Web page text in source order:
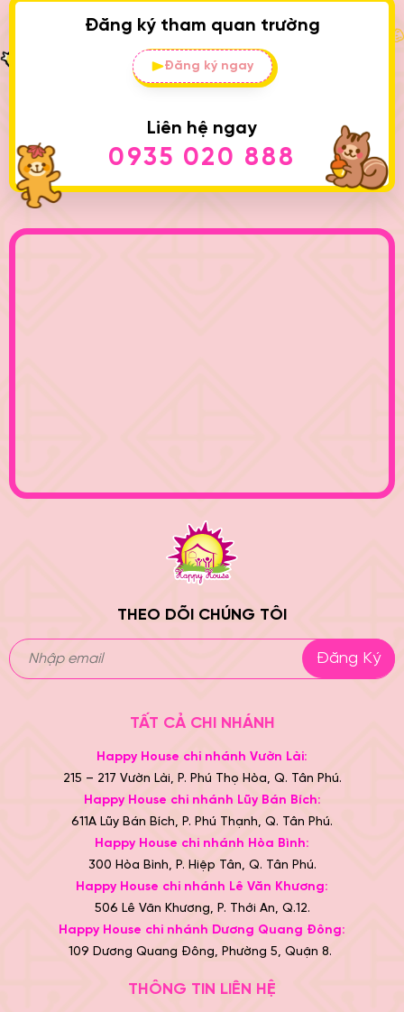
Đăng ký tham quan trường
Đăng ký ngay
Liên hệ ngay
0935 020 888
THEO DÕI CHÚNG TÔI
Đăng Ký
TẤT CẢ CHI NHÁNH
Happy House chi nhánh Vườn Lài:
215 – 217 Vườn Lài, P. Phú Thọ Hòa, Q. Tân Phú.
Happy House chi nhánh Lũy Bán Bích:
611A Lũy Bán Bích, P. Phú Thạnh, Q. Tân Phú.
Happy House chi nhánh Hòa Bình:
300 Hòa Bình, P. Hiệp Tân, Q. Tân Phú.
Happy House chi nhánh Lê Văn Khương:
506 Lê Văn Khương, P. Thới An, Q.12.
Happy House chi nhánh Dương Quang Đông:
109 Dương Quang Đông, Phường 5, Quận 8.
THÔNG TIN LIÊN HỆ